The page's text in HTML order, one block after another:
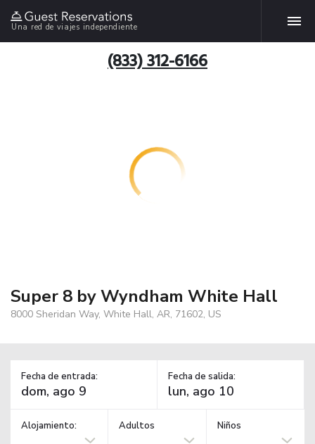
Una red de viajes independiente
(833) 312-6166
Super 8 by Wyndham White Hall
8000 Sheridan Way, White Hall, AR, 71602, US
Fecha de entrada: Fecha de salida:
Alojamiento: Adultos Niños